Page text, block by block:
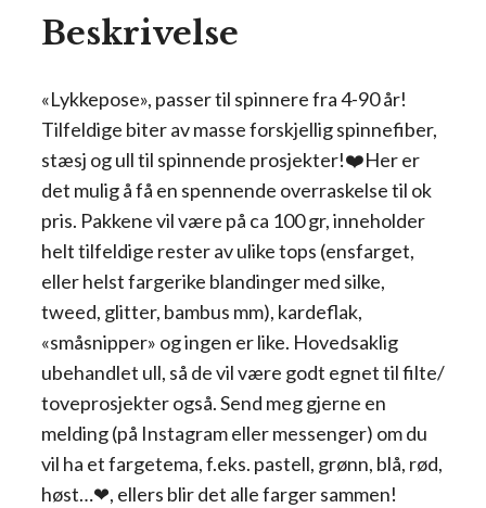
Beskrivelse
«Lykkepose», passer til spinnere fra 4-90 år!
Tilfeldige biter av masse forskjellig spinnefiber,
stæsj og ull til spinnende prosjekter!❤️Her er
det mulig å få en spennende overraskelse til ok
pris. Pakkene vil være på ca 100 gr, inneholder
helt tilfeldige rester av ulike tops (ensfarget,
eller helst fargerike blandinger med silke,
tweed, glitter, bambus mm), kardeflak,
«småsnipper» og ingen er like. Hovedsaklig
ubehandlet ull, så de vil være godt egnet til filte/
toveprosjekter også. Send meg gjerne en
melding (på Instagram eller messenger) om du
vil ha et fargetema, f.eks. pastell, grønn, blå, rød,
høst…❤, ellers blir det alle farger sammen!